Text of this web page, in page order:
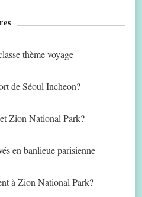
thème voyage
de Séoul Incheon?
Zion National Park?
en banlieue parisienne
à Zion National Park?